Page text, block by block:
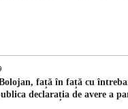
față în față cu
declarația de avere a